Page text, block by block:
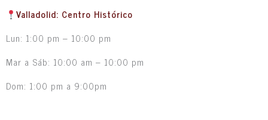
Valladolid: Centro Histórico
Lun: 1:00 pm – 10:00 pm
Mar a Sáb: 10:00 am – 10:00 pm
Dom: 1:00 pm a 9:00pm